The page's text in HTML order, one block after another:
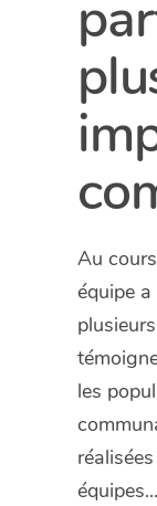
Au
équipe
les
équipes...